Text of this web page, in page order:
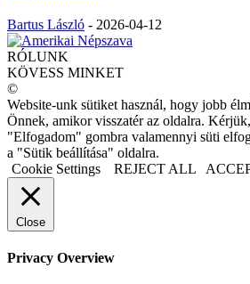
Bartus László - 2026-04-12
RÓLUNK
KÖVESS MINKET
©
Website-unk sütiket használ, hogy jobb
Önnek, amikor visszatér az oldalra.
"Elfogadom" gombra valamennyi süti
a "Sütik beállítása" oldalra.
Cookie Settings
REJECT ALL
Close
Privacy Overview